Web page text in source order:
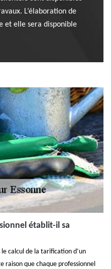
L’élaboration de
et elle sera disponible
établit-il sa
calcul de la tarification d‘un
raison que chaque professionnel